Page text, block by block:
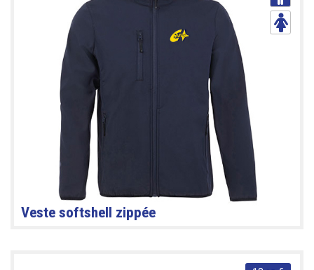
Veste softshell zippée